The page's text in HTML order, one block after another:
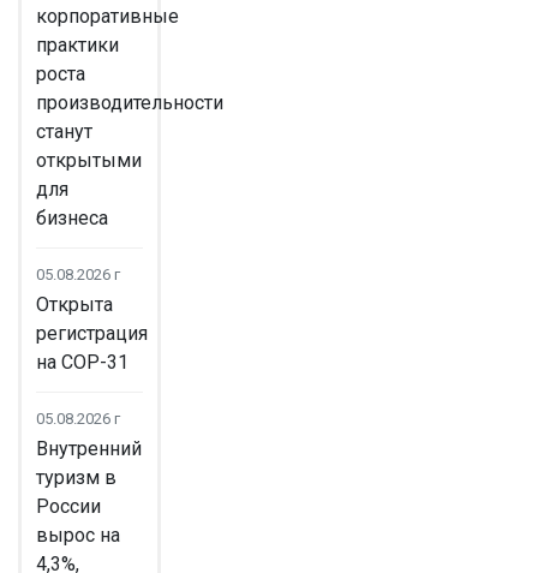
корпоративные
практики
роста
производительности
станут
открытыми
для
бизнеса
05.08.2026 г
Открыта
регистрация
на COP-31
05.08.2026 г
Внутренний
туризм в
России
вырос на
4,3%,